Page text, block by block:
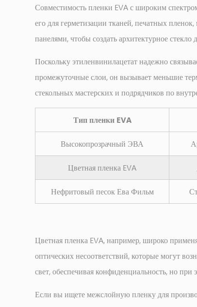
Совместимость пленки EVA с широким
его для герметизации тканей, печатных
панелями, чтобы создать архитектурное стекло
Поскольку этиленвинилацетат надежно
промежуточные слои, он вызывает меньшие
стекольных мастерских и подрядчиков по
Тип пленки EVA
Высокопрозрачный ЭВА
Цветная пленка EVA
Нефритовый песок Ева Фильм
Цветная пленка EVA, например, широко
оптических несоответствий, которые могут
свет, обеспечивая конфиденциальность, но
Если вы ищете межслойную пленку для